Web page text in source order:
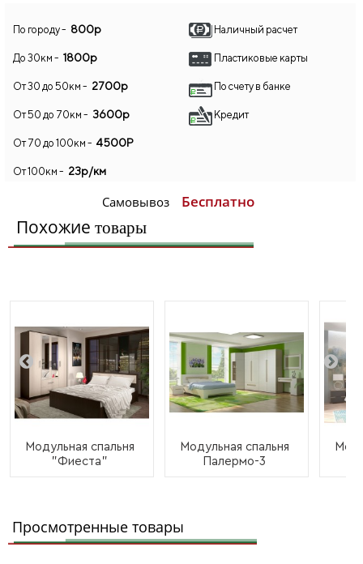
По городу - 800р
До 30км - 1800р
От 30 до 50км - 2700р
От 50 до 70км - 3600р
От 70 до 100км - 4500Р
От 100км - 23р/км
Самовывоз Бесплатно
Наличный расчет
Пластиковые карты
По счету в банке
Кредит
Похожие товары
Модульная спальня
"Фиеста"
Модульная спальня
Палермо-3
Просмотренные товары